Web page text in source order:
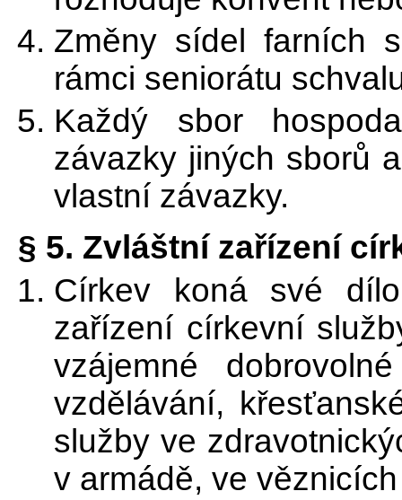
Změny sídel farních
rámci seniorátu
Každý sbor
závazky jiných sborů
vlastní závazky.
§ 5. Zvláštní zařízení
Církev koná své
zařízení církevní
vzájemné
vzdělávání,
služby ve
v armádě, ve